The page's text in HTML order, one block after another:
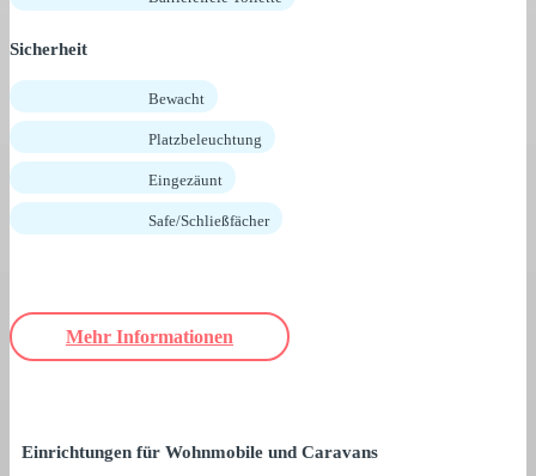
Sicherheit
Bewacht
Platzbeleuchtung
Eingezäunt
Safe/Schließfächer
Mehr Informationen
Einrichtungen für Wohnmobile und Caravans